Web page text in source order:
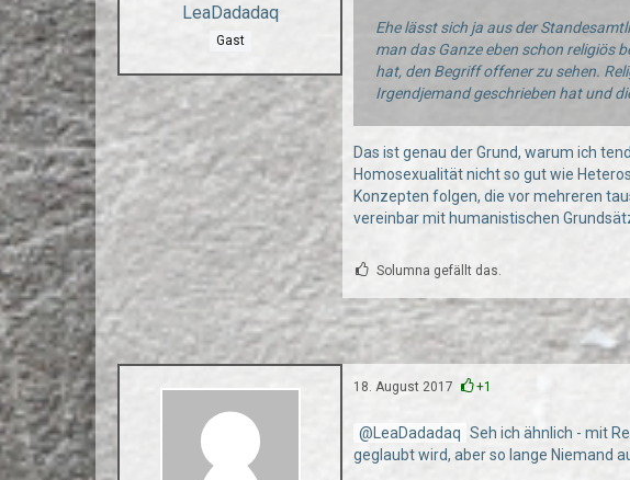
LeaDadadaq
Gast
Ehe lässt sich ja aus der
man das Ganze eben schon religiös
hat, den Begriff offener zu sehen.
Irgendjemand geschrieben hat und
Das ist genau der Grund, warum ich
Homosexualität nicht so gut wie
Konzepten folgen, die vor mehreren
vereinbar mit humanistischen
Solumna gefällt das.
18. August 2017 +1
LeaDadadaq Seh ich ähnlich - mit
geglaubt wird, aber so lange Niemand